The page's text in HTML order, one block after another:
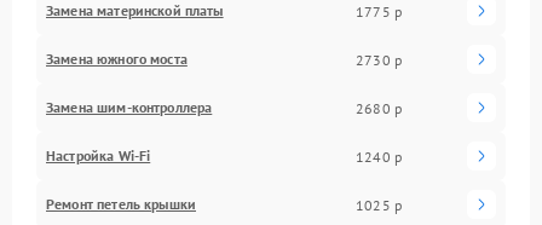
Замена материнской платы 1775 р
Замена южного моста 2730 р
Замена шим-контроллера 2680 р
Настройка Wi-Fi 1240 р
Ремонт петель крышки 1025 р